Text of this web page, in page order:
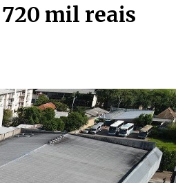
mil reais